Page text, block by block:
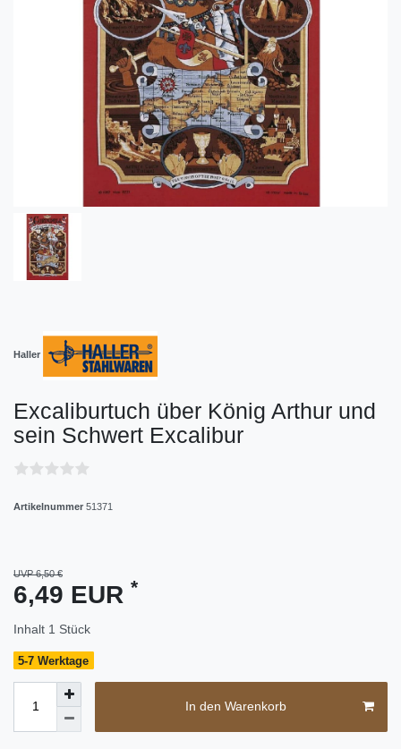
Haller
Excaliburtuch über König Arthur und
sein Schwert Excalibur
Artikelnummer 51371
UVP 6,50 €
6,49 EUR *
Inhalt 1 Stück
5-7 Werktage
In den Warenkorb